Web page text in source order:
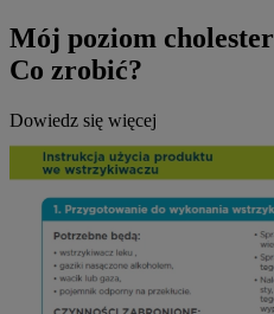
Mój poziom
Co zrobić?
Dowiedz się więcej